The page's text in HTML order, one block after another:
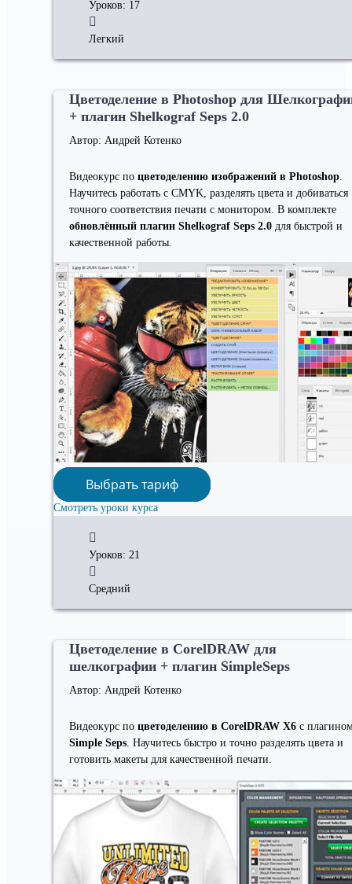
Уроков: 17
Легкий
Цветоделение в Photoshop для
+ плагин Shelkograf Seps 2.0
Автор: Андрей Котенко
Видеокурс по цветоделению изображений в Photoshop
Научитесь работать с CMYK, разделять цвета и добиваться
точного соответствия печати с монитором. В комплекте
обновлённый плагин Shelkograf Seps 2.0 для быстрой и
качественной работы.
Уроков: 21
Средний
Выбрать тариф
Смотреть уроки курса
Цветоделение в CorelDRAW для
шелкографии + плагин SimpleSeps
Автор: Андрей Котенко
Видеокурс по цветоделению в CorelDRAW X6 с
Simple Seps . Научитесь быстро и точно разделять цвета и
готовить макеты для качественной печати.